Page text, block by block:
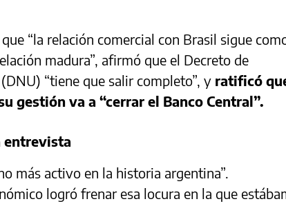
“la relación comercial con Brasil sigue
madura”, afirmó que el Decreto de
“tiene que salir completo”, y ratificó
gestión va a “cerrar el Banco Central”.
entrevista
más activo en la historia argentina”.
logró frenar esa locura en la que